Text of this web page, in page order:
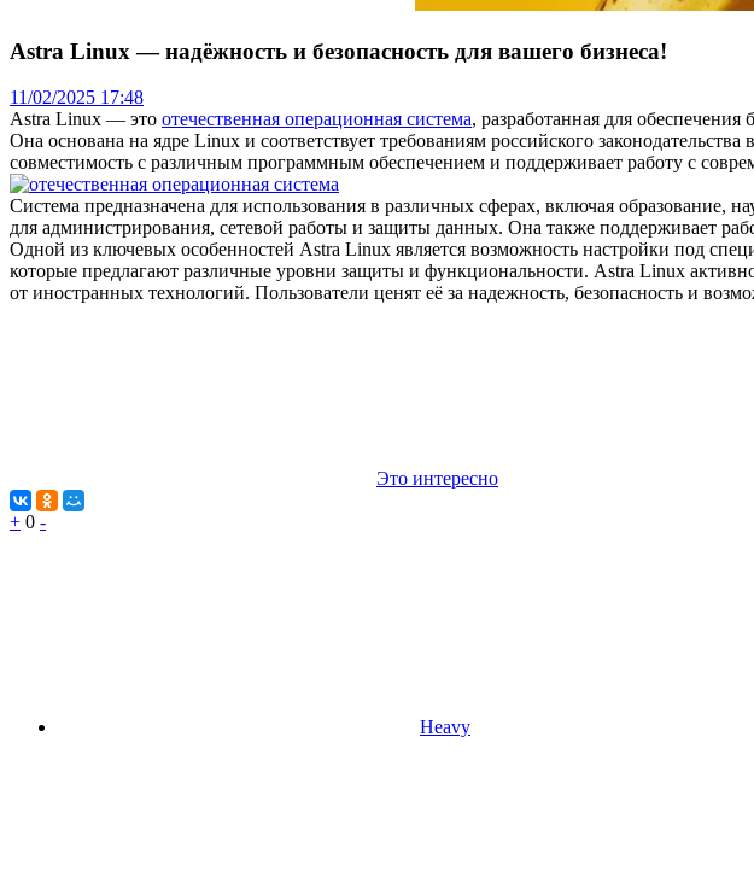
Astra Linux — надёжность и безопасность для вашего бизнеса!
11/02/2025 17:48
Astra Linux — это отечественная операционная система, разработанная для
Она основана на ядре Linux и соответствует требованиям российского
совместимость с различным программным обеспечением и поддерживает работу с
Система предназначена для использования в различных сферах, включая образование,
для администрирования, сетевой работы и защиты данных. Она также поддерживает
Одной из ключевых особенностей Astra Linux является возможность настройки под
которые предлагают различные уровни защиты и функциональности. Astra Linux
от иностранных технологий. Пользователи ценят её за надежность, безопасность и
Это интересно
+ 0 -
Heavy